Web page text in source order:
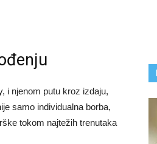
i njenom putu kroz izdaju,
samo individualna borba,
tokom najtežih trenutaka